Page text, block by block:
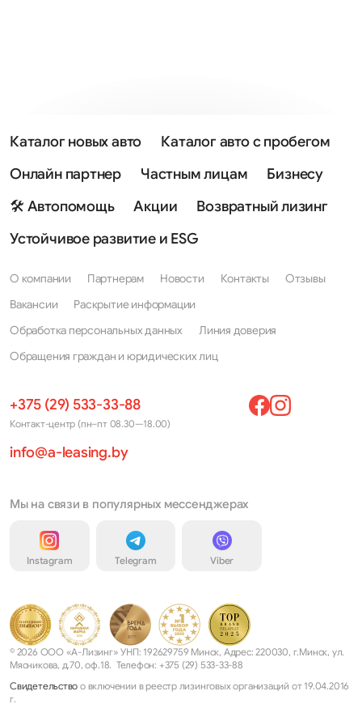
Каталог новых авто
Каталог авто с пробегом
Онлайн партнер
Частным лицам
Бизнесу
🛠 Автопомощь
Акции
Возвратный лизинг
Устойчивое развитие и ESG
О компании Партнерам Новости Контакты
Отзывы
Вакансии
Раскрытие информации
Обработка персональных данных
Линия доверия
Обращения граждан и юридических лиц
+375 (29) 533-33-88
Контакт-центр (пн–пт 08.30—18.00)
info@a-leasing.by
Мы на связи в популярных мессенджерах
Instagram Telegram Viber
© 2026 ООО «А-Лизинг» УНП: 192629759 Минск, Адрес: 220030, г.Минск, ул.
Мясникова, д.70, оф.18. Телефон: +375 (29) 533-33-88
Свидетельство о включении в реестр лизинговых организаций от 19.04.2016
г.